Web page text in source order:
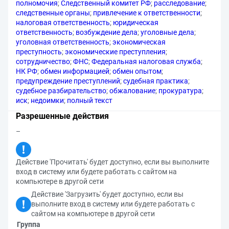
полномочия;Следственный комитет РФ; расследование;
следственные органы; привлечение к ответственности;
налоговая ответственность; юридическая
ответственность; возбуждение дела;уголовные дела;
уголовная ответственность;экономическая
преступность;экономические преступления;
сотрудничество;ФНС;Федеральная налоговая служба;
НК РФ;обмен информацией;обмен опытом;
предупреждение преступлений;судебная практика;
судебное разбирательство;обжалование; прокуратура;
иск; недоимки; полный текст
Разрешенные действия
–
Действие 'Прочитать' будет доступно, если вы выполните
вход в систему или будете работать с сайтом на
компьютере в другой сети
Действие 'Загрузить' будет доступно, если вы
выполните вход в систему или будете работать с
сайтом на компьютере в другой сети
Группа